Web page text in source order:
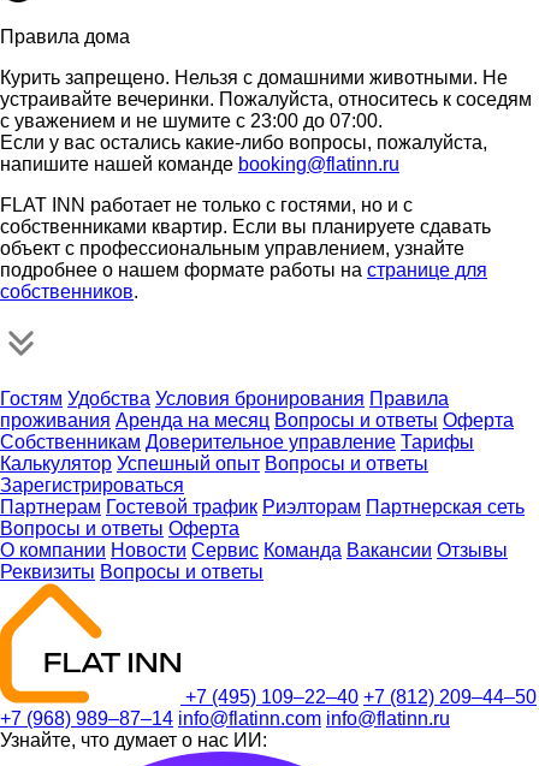
Правила дома
Курить запрещено. Нельзя с домашними животными. Не
устраивайте вечеринки. Пожалуйста, относитесь к соседям
с уважением и не шумите с 23:00 до 07:00.
Если у вас остались какие-либо вопросы, пожалуйста,
напишите нашей команде booking@flatinn.ru
FLAT INN работает не только с гостями, но и с
собственниками квартир. Если вы планируете сдавать
объект с профессиональным управлением, узнайте
подробнее о нашем формате работы на странице для
собственников.
Гостям Удобства Условия бронирования Правила
проживания Аренда на месяц Вопросы и ответы Оферта
Собственникам Доверительное управление Тарифы
Калькулятор Успешный опыт Вопросы и ответы
Зарегистрироваться
Партнерам Гостевой трафик Риэлторам Партнерская сеть
Вопросы и ответы Оферта
О компании Новости Сервис Команда Вакансии Отзывы
Реквизиты Вопросы и ответы
+7 (495) 109–22–40 +7 (812) 209–44–50
+7 (968) 989–87–14 info@flatinn.com info@flatinn.ru
Узнайте, что думает о нас ИИ: